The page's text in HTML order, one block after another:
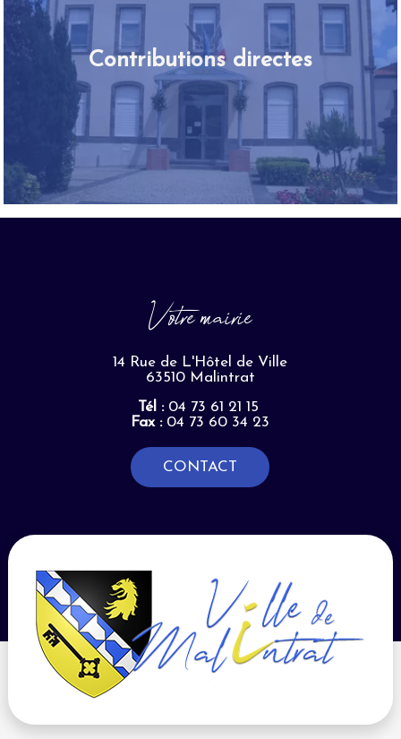
Contributions directes
Votre mairie
14 Rue de L'Hôtel de Ville
63510 Malintrat
Tél :04 73 61 21 15
Fax :04 73 60 34 23
CONTACT